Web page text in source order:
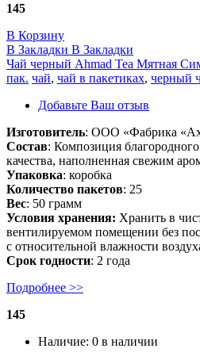
145
В Корзину
В Закладки В Закладки
Чай черный Ahmad Tea Мятная
пак. чай, чай в пакетиках, черный
Добавьте Ваш отзыв
Изготовитель: ООО «Фабрика
Состав: Композиция
качества, наполненная свежим
Упаковка: коробка
Количество пакетов: 25
Вес: 50 грамм
Условия хранения: Хранить в
вентилируемом помещении без
с относительной влажности
Срок годности: 2 года
Подробнее >>
145
Наличие: 0 в наличии